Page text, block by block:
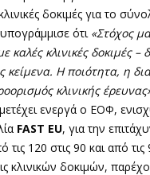
δοκιμές για το
ότι «Στόχος
καλές κλινικές δοκιμές
Η ποιότητα, η
κλινικής
ενεργά ο ΕΟΦ,
FAST EU, για την
120 στις 90 και από
κλινικών δοκιμών,